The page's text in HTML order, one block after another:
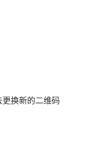
换新的二维码